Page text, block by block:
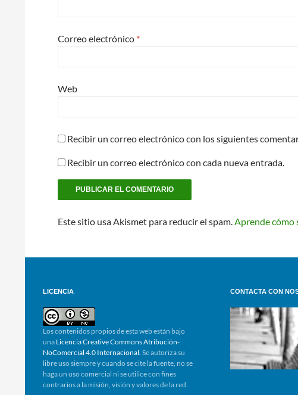
Correo electrónico *
Web
Recibir un correo electrónico con los siguientes
Recibir un correo electrónico con cada nueva entrada.
Este sitio usa Akismet para reducir el spam.Aprende cómo
LICENCIA
Los contenidos propios de esta web están bajo
una Licencia Creative Commons Atribución-
NoComercial 4.0 Internacional. Se autoriza su
libre uso siempre y cuando se cite la fuente, no se
haga un uso comercial ni se utilice con fines
contrarios a la misión, visión y valores de la red.
CONTACTA CON